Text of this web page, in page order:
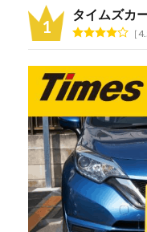
タイムズカ